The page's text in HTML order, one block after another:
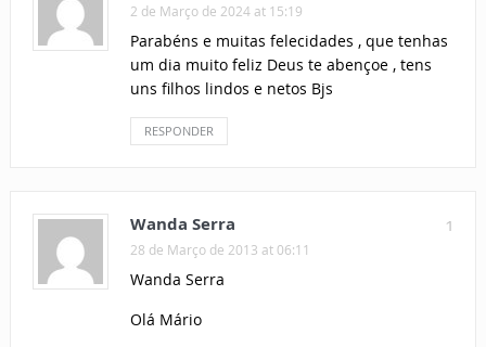
2 de Março de 2024 at 15:19
Parabéns e muitas felecidades , que tenhas
um dia muito feliz Deus te abençoe , tens
uns filhos lindos e netos Bjs
RESPONDER
1
Wanda Serra
28 de Março de 2013 at 06:11
Wanda Serra
Olá Mário